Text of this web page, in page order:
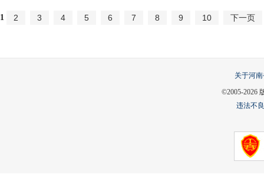
1 2 3 4 5 6 7 8 9 10 下一页
关于河
©2005-2026
违法不